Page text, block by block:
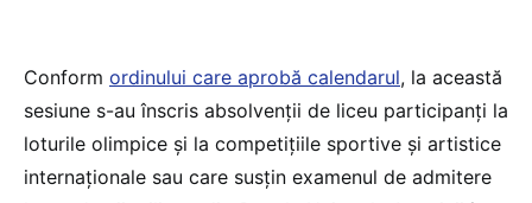
Conform ordinului care aprobă calendarul, la această
sesiune s-au înscris absolvenții de liceu participanți la
loturile olimpice și la competițiile sportive și artistice
internaționale sau care susțin examenul de admitere